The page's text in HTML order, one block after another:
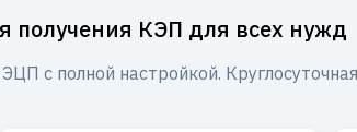
получения КЭП для всех нужд
с полной настройкой.